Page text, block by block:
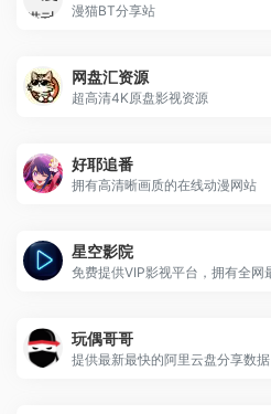
漫猫BT分享站
网盘汇资源
超高清4K原盘影视资源
好耶追番
拥有高清晰画质的在线动漫网站
星空影院
玩偶哥哥
提供最新最快的阿里云盘分享数据